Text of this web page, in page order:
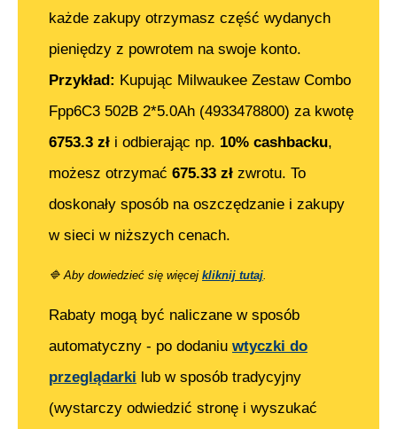
każde zakupy otrzymasz część wydanych
pieniędzy z powrotem na swoje konto.
Przykład: Kupując Milwaukee Zestaw Combo
Fpp6C3 502B 2*5.0Ah (4933478800) za kwotę
6753.3 zł i odbierając np. 10% cashbacku,
możesz otrzymać 675.33 zł zwrotu. To
doskonały sposób na oszczędzanie i zakupy
w sieci w niższych cenach.
🔷 Aby dowiedzieć się więcej kliknij tutaj
Rabaty mogą być naliczane w sposób
automatyczny - po dodaniu wtyczki do
przeglądarki lub w sposób tradycyjny
(wystarczy odwiedzić stronę i wyszukać